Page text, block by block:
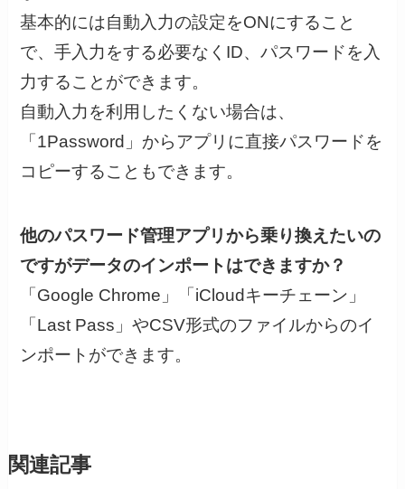
基本的には自動入力の設定をONにすること
で、手入力をする必要なくID、パスワードを入
力することができます。
自動入力を利用したくない場合は、
「1Password」からアプリに直接パスワードを
コピーすることもできます。
他のパスワード管理アプリから乗り換えたいの
ですがデータのインポートはできますか？
「Google Chrome」「iCloudキーチェーン」
「Last Pass」やCSV形式のファイルからのイ
ンポートができます。
関連記事